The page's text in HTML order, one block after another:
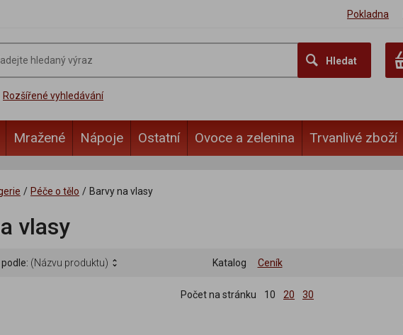
Pokladna
Hledat
Rozšířené vyhledávání
Mražené Nápoje Ostatní Ovoce a zelenina Trvanlivé zboží
/ Péče o tělo / Barvy na vlasy
vlasy
(Názvu produktu) Katalog Ceník
Počet na stránku 10 20 30